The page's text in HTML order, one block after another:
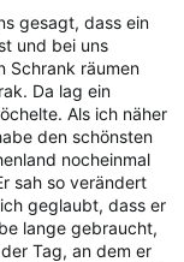
gesagt, dass ein
und bei uns
Schrank räumen
Da lag ein
Als ich näher
den schönsten
nocheinmal
sah so verändert
geglaubt, dass er
lange gebraucht,
Tag, an dem er